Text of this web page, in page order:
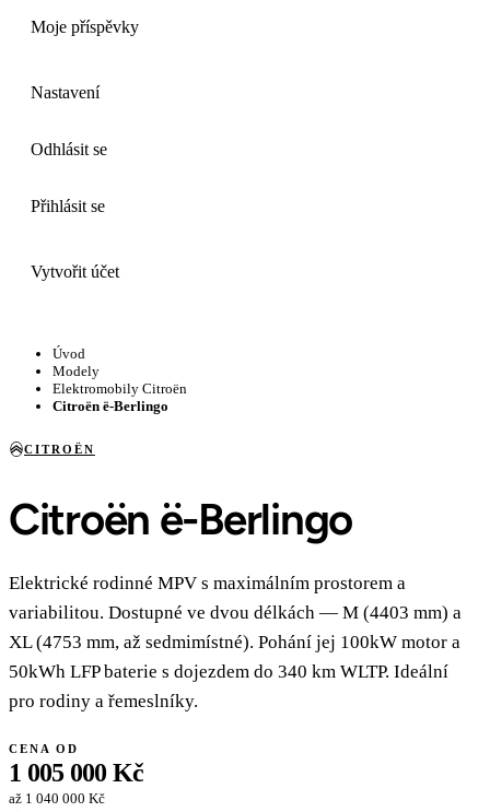
Moje příspěvky
Nastavení
Odhlásit se
Přihlásit se
Vytvořit účet
Úvod
Modely
Elektromobily Citroën
Citroën ë-Berlingo
CITROËN
Citroën ë-Berlingo
Elektrické rodinné MPV s maximálním prostorem a
variabilitou. Dostupné ve dvou délkách — M (4403 mm) a
XL (4753 mm, až sedmimístné). Pohání jej 100kW motor a
50kWh LFP baterie s dojezdem do 340 km WLTP. Ideální
pro rodiny a řemeslníky.
CENA OD
1 005 000 Kč
až 1 040 000 Kč